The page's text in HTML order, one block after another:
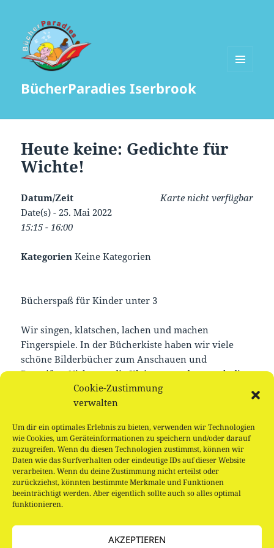
Cookie-Zustimmung
verwalten
Um dir ein optimales Erlebnis zu bieten, verwenden wir Technologien
wie Cookies, um Geräteinformationen zu speichern und/oder darauf
zuzugreifen. Wenn du diesen Technologien zustimmst, können wir
Daten wie das Surfverhalten oder eindeutige IDs auf dieser Website
verarbeiten. Wenn du deine Zustimmung nicht erteilst oder
zurückziehst, könnten bestimmte Merkmale und Funktionen
beeinträchtigt werden. Aber eigentlich sollte auch so alles optimal
funktionieren.
AKZEPTIEREN
BücherParadies Iserbrook
Heute keine: Gedichte für
Wichte!
Karte nicht verfügbar
Datum/Zeit
Date(s) - 25. Mai 2022
15:15 - 16:00
Kategorien Keine Kategorien
Bücherspaß für Kinder unter 3
Wir singen, klatschen, lachen und machen
Fingerspiele. In der Bücherkiste haben wir viele
schöne Bilderbücher zum Anschauen und
Begreifen. Nicht nur die Kleinen, sondern auch die
Eltern können in der Welt der Bilderbücher viel
Neues entdecken.
Kostenlos und ohne Anmeldung, mit Angelique. Sei
dabei!
VORHERIGER
Heute keine Gedichte für Wichte!